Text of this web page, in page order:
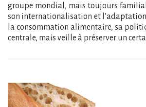
groupe mondial, mais toujours
son internationalisation et
la consommation alimentaire, sa
centrale, mais veille à préserver un